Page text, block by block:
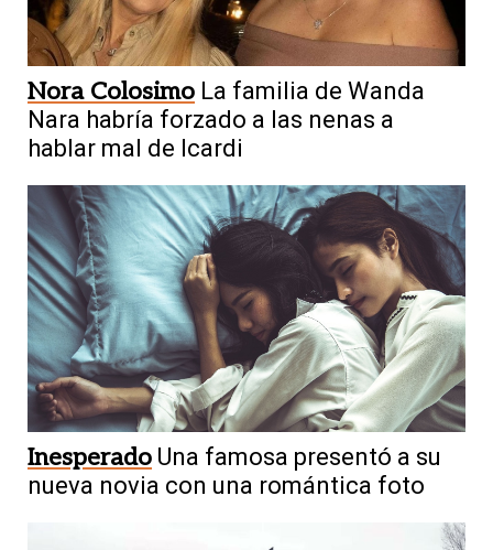
Nora Colosimo La familia de Wanda
Nara habría forzado a las nenas a
hablar mal de Icardi
Inesperado Una famosa presentó a su
nueva novia con una romántica foto